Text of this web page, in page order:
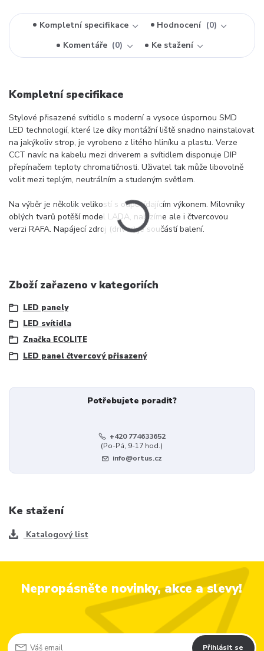
Kompletní specifikace Hodnocení
0
Komentáře
0 Ke stažení
Kompletní specifikace
Stylové přisazené svítidlo s moderní a vysoce úspornou SMD
LED technologií, které lze díky montážní liště snadno nainstalovat
na jakýkoliv strop, je vyrobeno z litého hliníku a plastu. Verze
CCT navíc na kabelu mezi driverem a svítidlem disponuje DIP
přepínačem teploty chromatičnosti. Uživatel tak může libovolně
volit mezi teplým, neutrálním a studeným světlem.
Na výběr je několik velikostí s odpovídajícím výkonem. Milovníky
oblých tvarů potěší model LADA, nabízíme ale i čtvercovou
verzi RAFA. Napájecí zdroj (driver) je součástí balení.
Zboží zařazeno v kategoriích
LED panely
LED svítidla
Značka ECOLITE
LED panel čtvercový přisazený
Potřebujete poradit?
+420 774633652
(Po-Pá, 9-17 hod.)
info@ortus.cz
Ke stažení
Katalogový list
Nepropásněte novinky, akce a slevy!
Přihlásit se